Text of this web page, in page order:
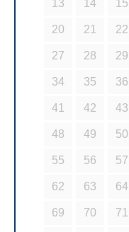
13 14 15
20 21 22
27 28 29
34 35 36
41 42 43
48 49 50
55 56 57
62 63 64
69 70 71